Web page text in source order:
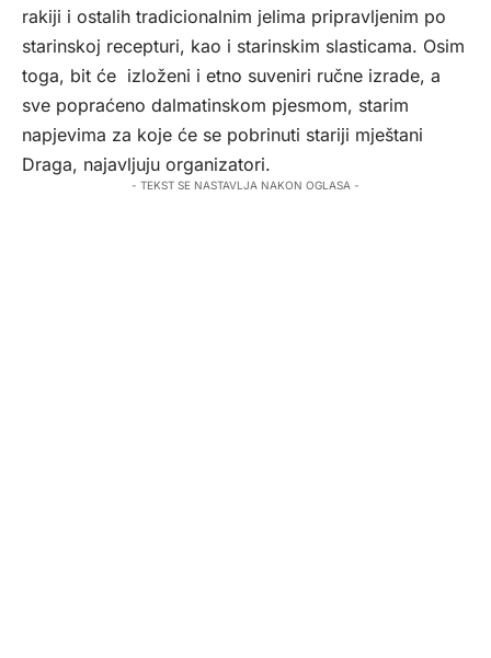
rakiji i ostalih tradicionalnim jelima pripravljenim po
starinskoj recepturi, kao i starinskim slasticama. Osim
toga, bit će izloženi i etno suveniri ručne izrade, a
sve popraćeno dalmatinskom pjesmom, starim
napjevima za koje će se pobrinuti stariji mještani
Draga, najavljuju organizatori.
- TEKST SE NASTAVLJA NAKON OGLASA -